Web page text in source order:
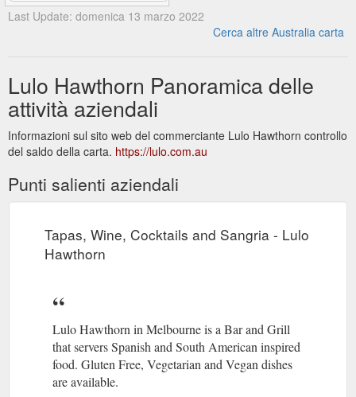
Last Update: domenica 13 marzo 2022
Cerca altre Australia carta
Lulo Hawthorn Panoramica delle
attività aziendali
Informazioni sul sito web del commerciante Lulo Hawthorn controllo
del saldo della carta. https://lulo.com.au
Punti salienti aziendali
Tapas, Wine, Cocktails and Sangria - Lulo
Hawthorn
Lulo Hawthorn in Melbourne is a Bar and Grill
that servers Spanish and South American inspired
food. Gluten Free, Vegetarian and Vegan dishes
are available.